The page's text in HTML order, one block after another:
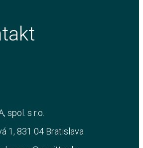
spol. s r.o.
1, 831 04 Bratislava